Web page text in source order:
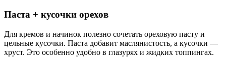
Паста + кусочки орехов
Для кремов и начинок полезно сочетать ореховую пасту и
цельные кусочки. Паста добавит маслянистость, а кусочки —
хруст. Это особенно удобно в глазурях и жидких топпингах.